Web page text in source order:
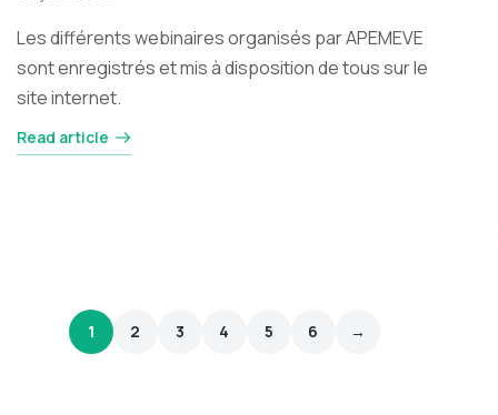
Les différents webinaires organisés par APEMEVE
sont enregistrés et mis à disposition de tous sur le
site internet.
Read article
1 2 3 4 5 6 →